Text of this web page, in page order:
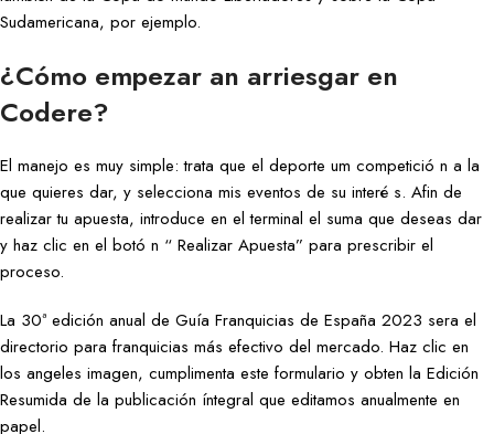
Sudamericana, por ejemplo.
¿Cómo empezar an arriesgar en
Codere?
El manejo es muy simple: trata que el deporte um competició n a la
que quieres dar, y selecciona mis eventos de su interé s. Afin de
realizar tu apuesta, introduce en el terminal el suma que deseas dar
y haz clic en el botó n “ Realizar Apuesta” para prescribir el
proceso.
La 30ª edición anual de Guía Franquicias de España 2023 sera el
directorio para franquicias más efectivo del mercado. Haz clic en
los angeles imagen, cumplimenta este formulario y obten la Edición
Resumida de la publicación íntegral que editamos anualmente en
papel.